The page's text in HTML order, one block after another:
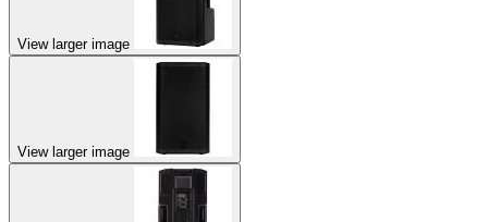
View larger image
View larger image